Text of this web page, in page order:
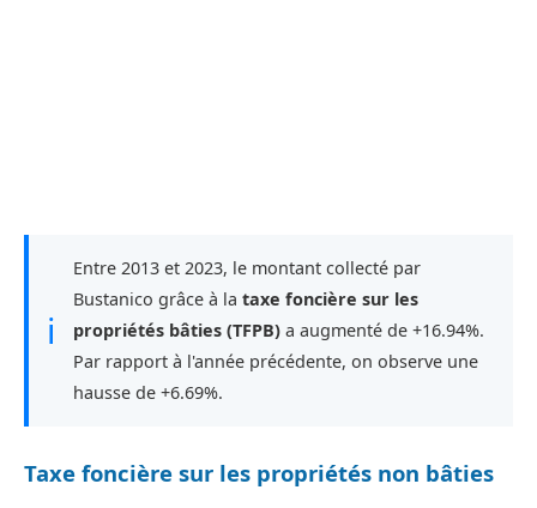
ℹ
Entre 2013 et 2023, le montant collecté par
Bustanico grâce à la taxe foncière sur les
propriétés bâties (TFPB) a augmenté de +16.94%.
Par rapport à l'année précédente, on observe une
hausse de +6.69%.
Taxe foncière sur les propriétés non bâties